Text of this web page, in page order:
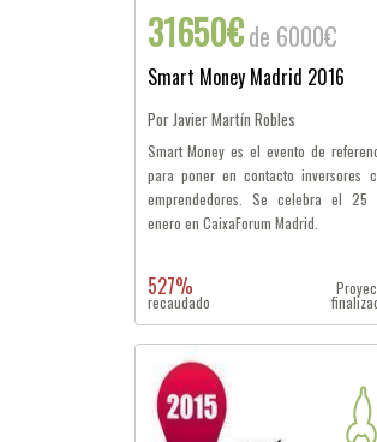
31650€de 6000€
Smart Money Madrid 2016
Por Javier Martín Robles
Smart Money es el evento de
para poner en contacto inversores
emprendedores. Se celebra el 25
enero en CaixaForum Madrid.
527%
recaudado